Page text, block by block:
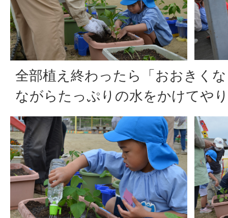
全部植え終わったら「おおきく
ながらたっぷりの水をかけてや